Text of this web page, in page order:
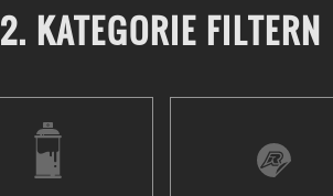
2. KATEGORIE FILTERN